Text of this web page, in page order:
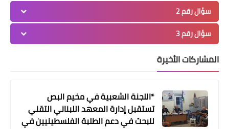
أخبار متنوعة
سؤال رقم 2
سؤال رقم 3
المشاركات الأخيرة
*اللجنة الشعبية في مخيم البص
تستقبل إدارة المعهد اللبناني التقني
للبحث في دعم الطلبة الفلسطينيين في